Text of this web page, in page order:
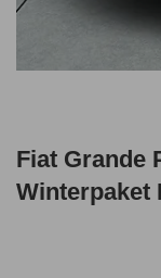
Fiat Grande
Winterpaket